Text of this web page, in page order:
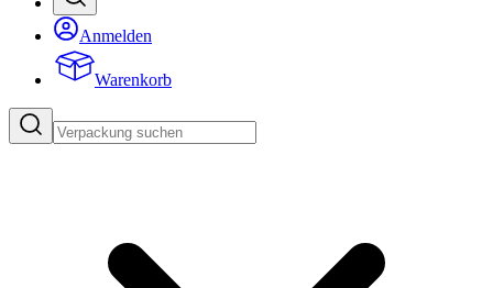
Anmelden
Warenkorb